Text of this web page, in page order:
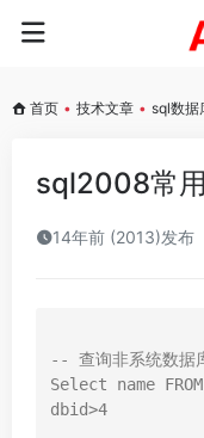
首页 • 技术文章 • sql数据
sql2008常
14年前 (2013)发布
-- 查询非系统数
Select name
dbid>4